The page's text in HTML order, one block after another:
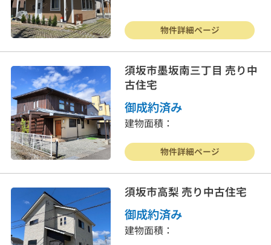
物件詳細ページ
須坂市墨坂南三丁目 売り中
古住宅
御成約済み
建物面積：
物件詳細ページ
須坂市高梨 売り中古住宅
御成約済み
建物面積：